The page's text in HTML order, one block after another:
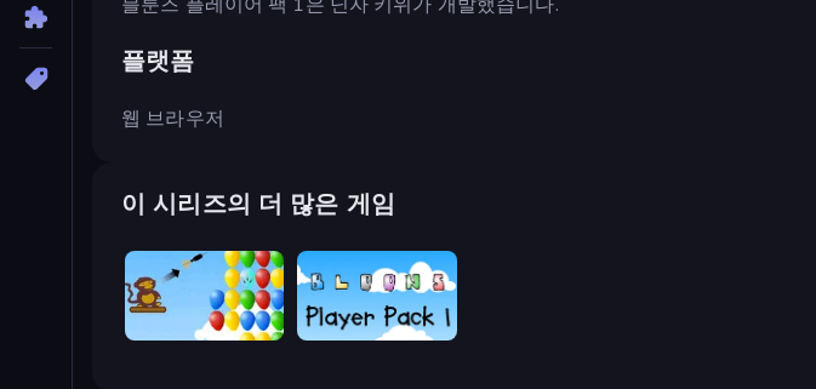
플랫폼
웹 브라우저
이 시리즈의 더 많은 게임